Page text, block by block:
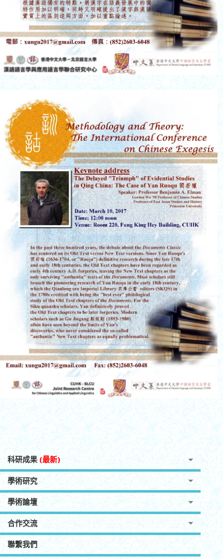
科研成果 (最新)
學術研究
學術論壇
合作交流
聯繫我們